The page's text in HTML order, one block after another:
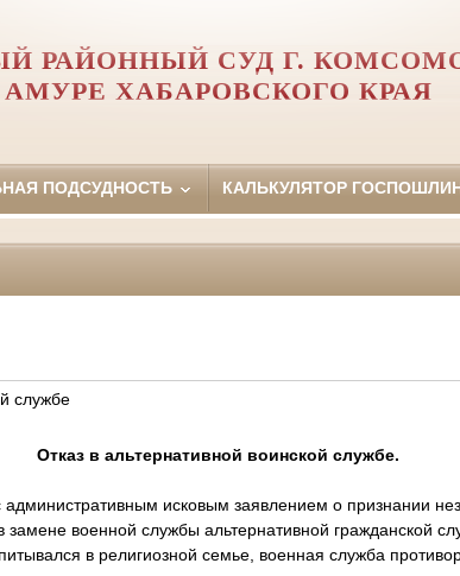
РАЙОННЫЙ СУД Г.
АМУРЕ ХАБАРОВСКОГО КРАЯ
ПОДСУДНОСТЬ КАЛЬКУЛЯТОР
службе
Отказ в альтернативной воинской службе.
административным исковым заявлением о признании
замене военной службы альтернативной гражданской
в религиозной семье, военная служба